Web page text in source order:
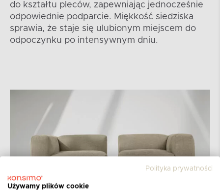
do kształtu pleców, zapewniając jednocześnie
odpowiednie podparcie. Miękkość siedziska
sprawia, że staje się ulubionym miejscem do
odpoczynku po intensywnym dniu.
Polityka prywatności
Używamy plików cookie